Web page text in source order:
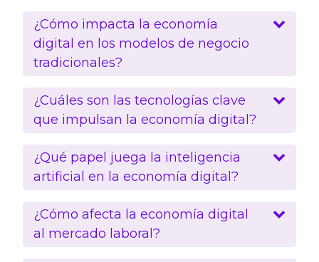
¿Cómo impacta la economía
digital en los modelos de negocio
tradicionales?
¿Cuáles son las tecnologías clave
que impulsan la economía digital?
¿Qué papel juega la inteligencia
artificial en la economía digital?
¿Cómo afecta la economía digital
al mercado laboral?